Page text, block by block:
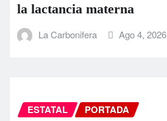
la lactancia materna
La Carbonifera Ago 4, 2026
ESTATAL PORTADA